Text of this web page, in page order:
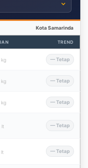
Kota Samarinda
TREND
kg — Tetap
kg — Tetap
kg — Tetap
lt — Tetap
lt — Tetap